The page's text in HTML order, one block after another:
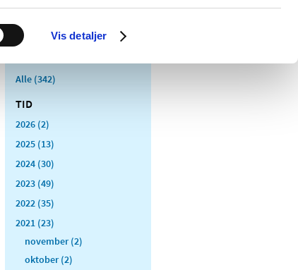
Vis detaljer
Alle (342)
TID
2026 (2)
2025 (13)
2024 (30)
2023 (49)
2022 (35)
2021 (23)
november (2)
oktober (2)